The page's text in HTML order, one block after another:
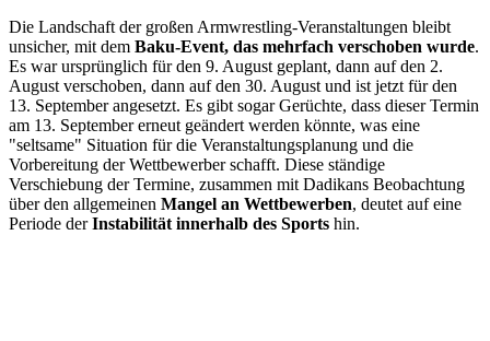
Die Landschaft der großen Armwrestling-Veranstaltungen bleibt
unsicher, mit dem Baku-Event, das mehrfach verschoben wurde.
Es war ursprünglich für den 9. August geplant, dann auf den 2.
August verschoben, dann auf den 30. August und ist jetzt für den
13. September angesetzt. Es gibt sogar Gerüchte, dass dieser Termin
am 13. September erneut geändert werden könnte, was eine
"seltsame" Situation für die Veranstaltungsplanung und die
Vorbereitung der Wettbewerber schafft. Diese ständige
Verschiebung der Termine, zusammen mit Dadikans Beobachtung
über den allgemeinen Mangel an Wettbewerben, deutet auf eine
Periode derInstabilität innerhalb des Sports hin.